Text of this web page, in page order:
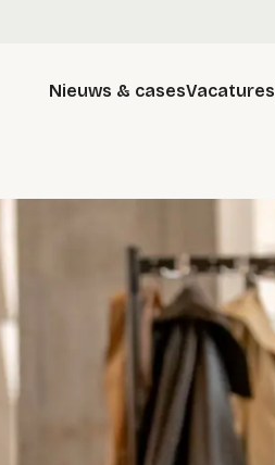
Nieuws & casesVacatures